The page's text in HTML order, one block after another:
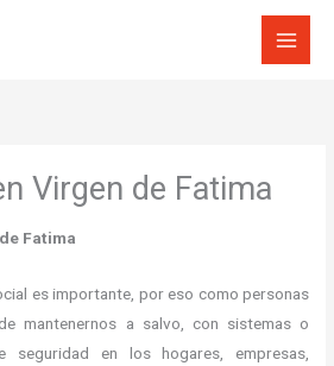
Virgen de Fatima
Fatima
es importante, por eso como personas
mantenernos a salvo, con sistemas o
seguridad en los hogares, empresas,